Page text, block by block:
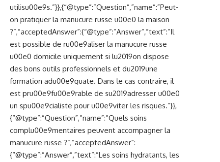
utilisu00e9s.”}},{“@type”:”Question”,”name”:”Peut-
on pratiquer la manucure russe u00e0 la maison
?”,”acceptedAnswer”:{“@type”:”Answer”,”text”:”Il
est possible de ru00e9aliser la manucure russe
u00e0 domicile uniquement si lu2019on dispose
des bons outils professionnels et du2019une
formation adu00e9quate. Dans le cas contraire, il
est pru00e9fu00e9rable de su2019adresser u00e0
un spu00e9cialiste pour u00e9viter les risques.”}},
{“@type”:”Question”,”name”:”Quels soins
complu00e9mentaires peuvent accompagner la
manucure russe ?”,”acceptedAnswer”:
{“@type”:”Answer”,”text”:”Les soins hydratants, les